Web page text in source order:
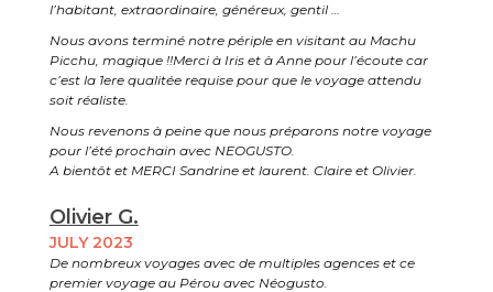
l’habitant, extraordinaire, généreux, gentil …
Nous avons terminé notre périple en visitant au Machu
Picchu, magique !!Merci à Iris et à Anne pour l’écoute car
c’est la 1ere qualitée requise pour que le voyage attendu
soit réaliste.
Nous revenons à peine que nous préparons notre voyage
pour l’été prochain avec NEOGUSTO.
A bientôt et MERCI Sandrine et laurent. Claire et Olivier.
Olivier G.
JULY 2023
De nombreux voyages avec de multiples agences et ce
premier voyage au Pérou avec Néogusto.